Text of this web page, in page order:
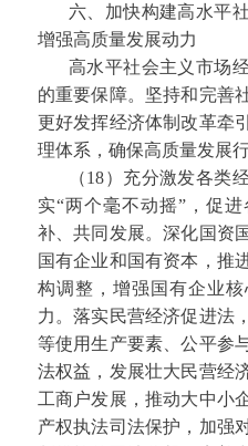
六、加快构建高水平
增强高质量发展动力
高水平社会主义市场
的重要保障。坚持和完善
更好发挥经济体制改革牵
理体系，确保高质量发展行
（18）充分激发各类
实“两个毫不动摇”，促
补、共同发展。深化国资
国有企业和国有资本，推
构调整，增强国有企业
力。落实民营经济促进法
等使用生产要素、公平参
法权益，发展壮大民营经
工商户发展，推动大中小
产权执法司法保护，加强